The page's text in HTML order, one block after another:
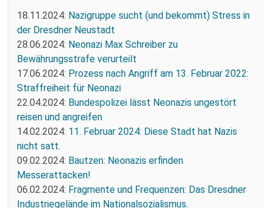
18.11.2024: Nazigruppe sucht (und bekommt) Stress in
der Dresdner Neustadt
28.06.2024: Neonazi Max Schreiber zu
Bewährungsstrafe verurteilt
17.06.2024: Prozess nach Angriff am 13. Februar 2022:
Straffreiheit für Neonazi
22.04.2024: Bundespolizei lässt Neonazis ungestört
reisen und angreifen
14.02.2024: 11. Februar 2024: Diese Stadt hat Nazis
nicht satt.
09.02.2024: Bautzen: Neonazis erfinden
Messerattacken!
06.02.2024: Fragmente und Frequenzen: Das Dresdner
Industriegelände im Nationalsozialismus.